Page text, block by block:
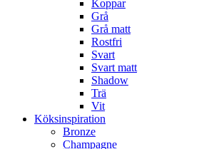
Koppar
Grå
Grå matt
Rostfri
Svart
Svart matt
Shadow
Trä
Vit
Köksinspiration
Bronze
Champagne